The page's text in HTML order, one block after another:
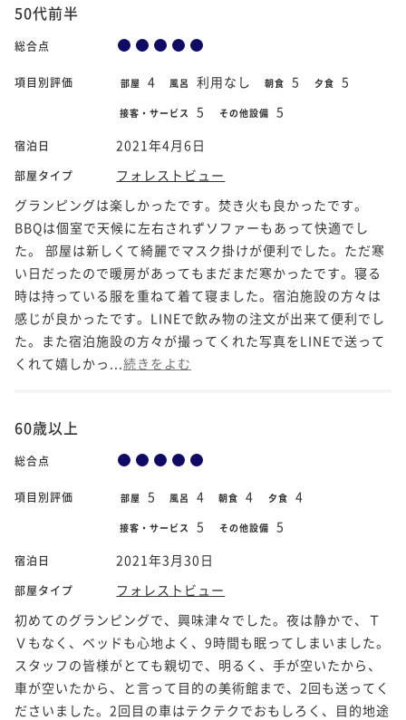
50代前半
総合点
項目別評価 部屋 4 風呂 利用なし 朝食 5 夕食 5
接客・サービス 5 その他設備 5
宿泊日 2021年4月6日
部屋タイプ
フォレストビュー
グランピングは楽しかったです。焚き火も良かったです。
BBQは個室で天候に左右されずソファーもあって快適でし
た。 部屋は新しくて綺麗でマスク掛けが便利でした。ただ寒
い日だったので暖房があってもまだまだ寒かったです。寝る
時は持っている服を重ねて着て寝ました。宿泊施設の方々は
感じが良かったです。LINEで飲み物の注文が出来て便利でし
た。また宿泊施設の方々が撮ってくれた写真をLINEで送って
くれて嬉しかっ... 続きをよむ
60歳以上
総合点
項目別評価 部屋 5 風呂 4 朝食 4 夕食 4
接客・サービス 5 その他設備 5
宿泊日 2021年3月30日
部屋タイプ
フォレストビュー
初めてのグランピングで、興味津々でした。夜は静かで、Ｔ
Ｖもなく、ベッドも心地よく、9時間も眠ってしまいました。
スタッフの皆様がとても親切で、明るく、手が空いたから、
車が空いたから、と言って目的の美術館まで、2回も送ってく
ださいました。2回目の車はテクテクでおもしろく、目的地途